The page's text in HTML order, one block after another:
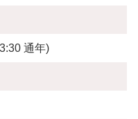
通年)